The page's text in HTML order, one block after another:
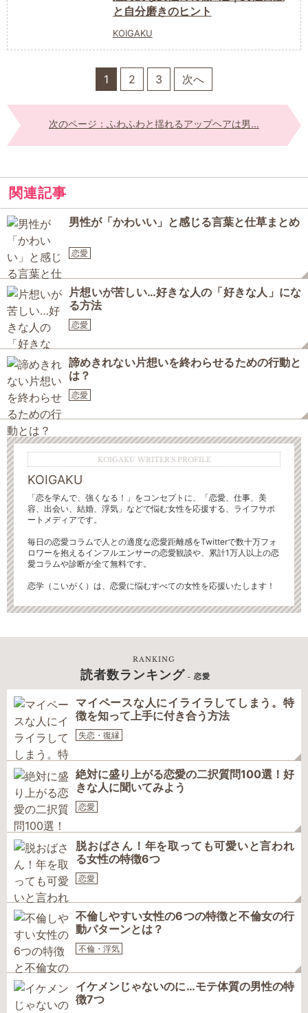
と自分磨きのヒント
KOIGAKU
1 2 3 次へ
次のページ：ふわふわと揺れるアップヘアは男...
関連記事
男性が「かわいい」と感じる言葉と仕草まとめ
恋愛
片想いが苦しい…好きな人の「好きな人」にな
る方法
恋愛
諦めきれない片想いを終わらせるための行動と
は？
恋愛
KOIGAKU WRITER'S PROFILE
KOIGAKU
「恋を学んで、強くなる！」をコンセプトに、「恋愛、仕事、美
容、出会い、結婚、浮気」などで悩む女性を応援する、ライフサポ
ートメディアです。
毎日の恋愛コラムで人との適度な恋愛距離感をTwitterで数十万フォ
ロワーを抱えるインフルエンサーの恋愛観談や、累計1万人以上の恋
愛コラムや診断が全て無料です。
恋学（こいがく）は、恋愛に悩むすべての女性を応援いたします！
RANKING
読者数ランキング - 恋愛
マイペースな人にイライラしてしまう。特
徴を知って上手に付き合う方法
失恋・復縁
絶対に盛り上がる恋愛の二択質問100選！好
きな人に聞いてみよう
恋愛
脱おばさん！年を取っても可愛いと言われ
る女性の特徴6つ
恋愛
不倫しやすい女性の6つの特徴と不倫女の行
動パターンとは？
不倫・浮気
イケメンじゃないのに…モテ体質の男性の特
徴7つ